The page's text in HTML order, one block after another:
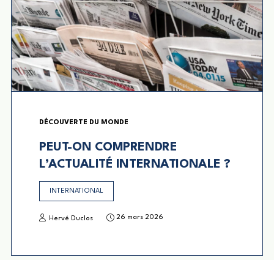
DÉCOUVERTE DU MONDE
PEUT-ON COMPRENDRE
L’ACTUALITÉ INTERNATIONALE ?
INTERNATIONAL
Hervé Duclos 26 mars 2026